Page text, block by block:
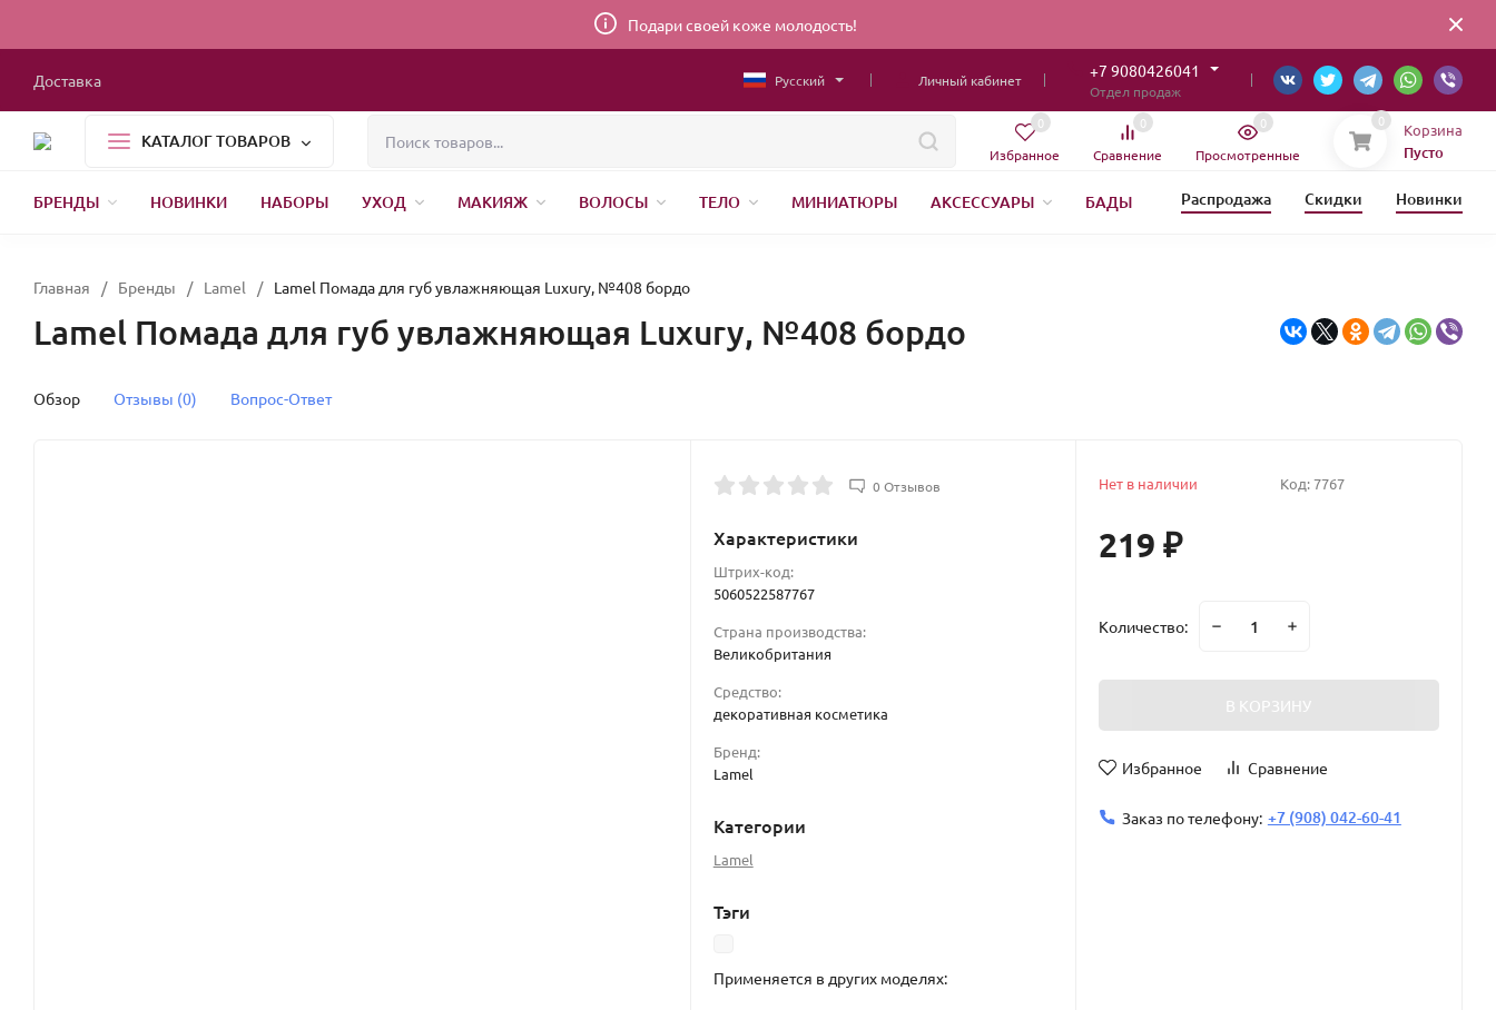
Подари своей коже молодость!
Доставка Русский Личный кабинет +7 9080426041
Отдел продаж
КАТАЛОГ ТОВАРОВ
Избранное
0
Сравнение
0
Просмотренные
0 0 Корзина
Пусто
БРЕНДЫ НОВИНКИ НАБОРЫ УХОД МАКИЯЖ ВОЛОСЫ ТЕЛО МИНИАТЮРЫ АКСЕССУАРЫ
БАДЫ
Распродажа Скидки Новинки
Главная / Бренды / Lamel / Lamel Помада для губ увлажняющая Luxury, №408 бордо
Lamel Помада для губ увлажняющая Luxury, №408 бордо
Обзор Отзывы (0) Вопрос-Ответ
0 Отзывов
Характеристики
Штрих-код:
5060522587767
Страна производства:
Великобритания
Средство:
декоративная косметика
Бренд:
Lamel
Категории
Lamel
Тэги
Применяется в других моделях:
Нет в наличии Код:7767
219 ₽
Количество:
В КОРЗИНУ
Избранное Сравнение
Заказ по телефону: +7 (908) 042-60-41